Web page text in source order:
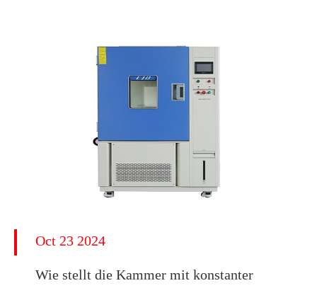
Oct 23 2024
Wie stellt die Kammer mit konstanter